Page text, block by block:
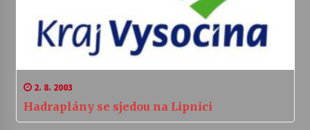
2. 8. 2003
Hadraplány se sjedou na Lipnici